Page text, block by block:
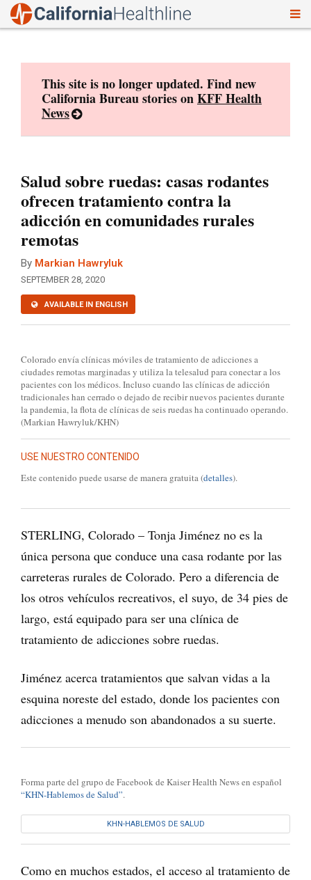
This site is no longer updated. Find new
California Bureau stories onKFF Health
News
Salud sobre ruedas: casas rodantes
ofrecen tratamiento contra la
adicción en comunidades rurales
remotas
By Markian Hawryluk
SEPTEMBER 28, 2020
AVAILABLE IN ENGLISH
Colorado envía clínicas móviles de tratamiento de adicciones a
ciudades remotas marginadas y utiliza la telesalud para conectar a los
pacientes con los médicos. Incluso cuando las clínicas de adicción
tradicionales han cerrado o dejado de recibir nuevos pacientes durante
la pandemia, la flota de clínicas de seis ruedas ha continuado operando.
(Markian Hawryluk/KHN)
USE NUESTRO CONTENIDO
Este contenido puede usarse de manera gratuita (detalles).
STERLING, Colorado – Tonja Jiménez no es la
única persona que conduce una casa rodante por las
carreteras rurales de Colorado. Pero a diferencia de
los otros vehículos recreativos, el suyo, de 34 pies de
largo, está equipado para ser una clínica de
tratamiento de adicciones sobre ruedas.
Jiménez acerca tratamientos que salvan vidas a la
esquina noreste del estado, donde los pacientes con
adicciones a menudo son abandonados a su suerte.
Forma parte del grupo de Facebook de Kaiser Health News en español
“KHN-Hablemos de Salud”.
KHN-HABLEMOS DE SALUD
Como en muchos estados, el acceso al tratamiento de